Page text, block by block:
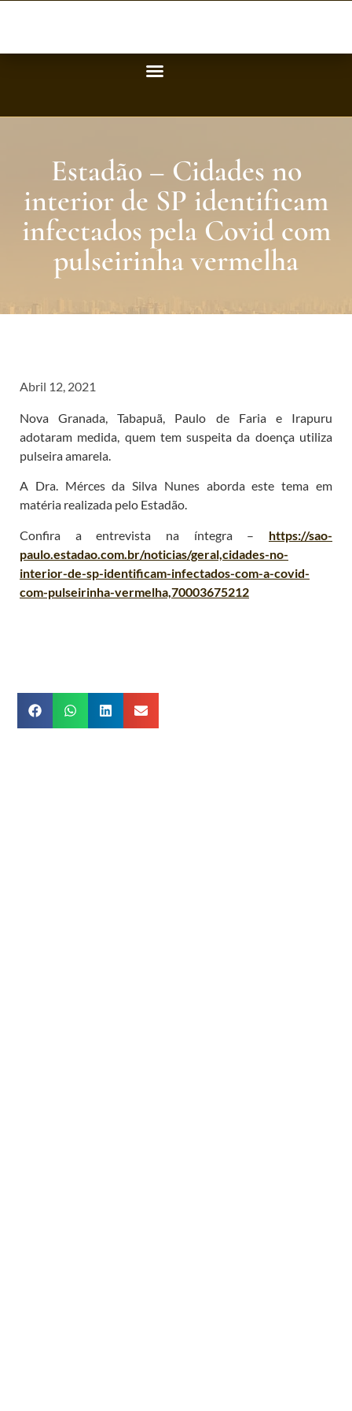
Estadão – Cidades no
interior de SP identificam
infectados pela Covid com
pulseirinha vermelha
Abril 12, 2021
Nova Granada, Tabapuã, Paulo de Faria e Irapuru
adotaram medida, quem tem suspeita da doença utiliza
pulseira amarela.
A Dra. Mérces da Silva Nunes aborda este tema em
matéria realizada pelo Estadão.
Confira a entrevista na íntegra – https://sao-
paulo.estadao.com.br/noticias/geral,cidades-no-
interior-de-sp-identificam-infectados-com-a-covid-
com-pulseirinha-vermelha,70003675212